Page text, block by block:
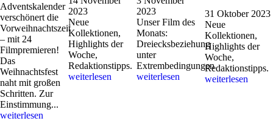
Adventskalender
verschönert die
Vorweihnachtszeit
– mit 24
Filmpremieren!
Das
Weihnachtsfest
naht mit großen
Schritten. Zur
Einstimmung...
weiterlesen
2023
Neue
Kollektionen,
Highlights der
Woche,
Redaktionstipps.
weiterlesen
2023
Unser Film des
Monats:
Dreiecksbeziehung
unter
Extrembedingungen
weiterlesen
31 Oktober 2023
Neue
Kollektionen,
Highlights der
Woche,
Redaktionstipps.
weiterlesen